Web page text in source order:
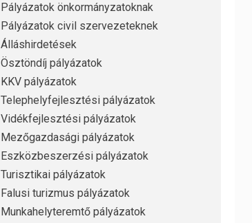
Pályázatok önkormányzatoknak
Pályázatok civil szervezeteknek
Álláshirdetések
Ösztöndíj pályázatok
KKV pályázatok
Telephelyfejlesztési pályázatok
Vidékfejlesztési pályázatok
Mezőgazdasági pályázatok
Eszközbeszerzési pályázatok
Turisztikai pályázatok
Falusi turizmus pályázatok
Munkahelyteremtő pályázatok